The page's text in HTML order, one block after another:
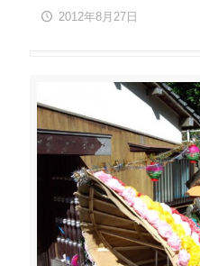
2012年8月27日